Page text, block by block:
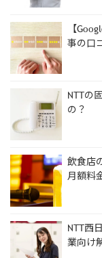
【
事の口
NTTの
の？
飲食店
月額料
NTT西
業向け